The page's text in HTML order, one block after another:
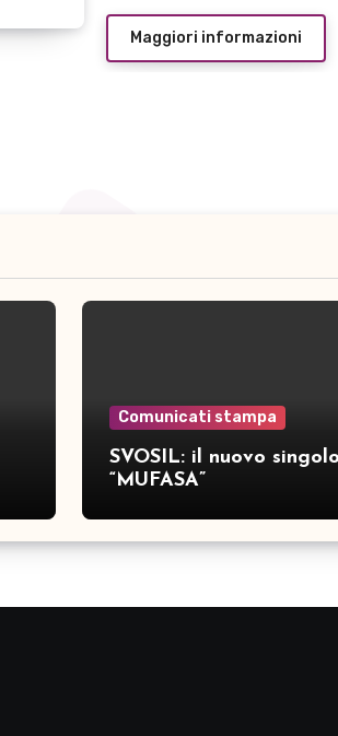
Maggiori informazioni
Comunicati stampa
SVOSIL: il nuovo
“MUFASA”